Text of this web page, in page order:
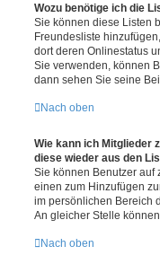
Wozu benötige ich die
Sie können diese Listen
Freundesliste
dort deren Onlinestatus
Sie verwenden, können
dann sehen Sie seine
Nach oben
Wie kann ich Mitglieder
diese wieder aus den
Sie können Benutzer auf
einen zum Hinzufügen
im persönlichen Bereich
An gleicher Stelle
Nach oben